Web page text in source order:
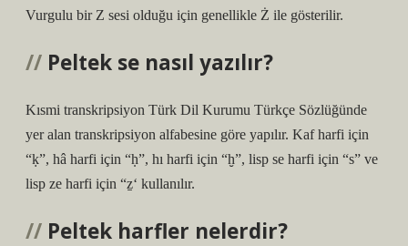
Vurgulu bir Z sesi olduğu için genellikle Ż ile gösterilir.
Peltek se nasıl yazılır?
Kısmi transkripsiyon Türk Dil Kurumu Türkçe Sözlüğünde
yer alan transkripsiyon alfabesine göre yapılır. Kaf harfi için
“ḳ”, hâ harfi için “ḥ”, hı harfi için “ḫ”, lisp se harfi için “s” ve
lisp ze harfi için “ẕ‘ kullanılır.
Peltek harfler nelerdir?